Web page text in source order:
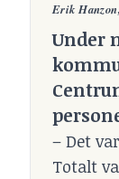
Erik
Under
– Det
Totalt